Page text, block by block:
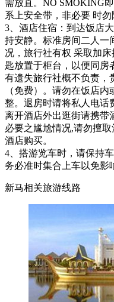
需放直。NO SMOKING
系上安全带，非必要 时勿
3、酒店住宿：到达饭店
持安静。标准房间二人一
况，旅行社有权 采取加
匙放置于柜台，以便同房
有遗失旅行社概不负责，
（免费）。请勿在饭店
整。退房时请将私人电话
离开酒店外出逛街请携带
必要之尴尬情况,请勿擅
酒店购买。
4、搭游览车时，请保持
务必准时集合上车以免影
新马相关旅游线路